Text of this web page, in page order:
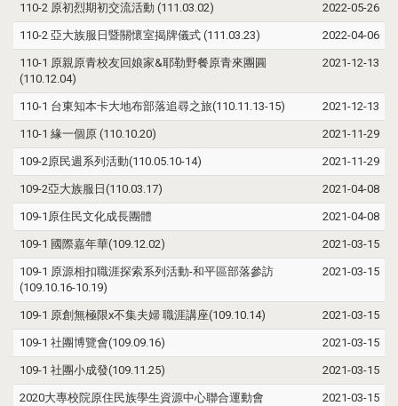
110-2 原初烈期初交流活動 (111.03.02) 2022-05-26
110-2 亞大族服日暨關懷室揭牌儀式 (111.03.23) 2022-04-06
110-1 原親原青校友回娘家&耶勒野餐原青來團圓
(110.12.04)
2021-12-13
110-1 台東知本卡大地布部落追尋之旅(110.11.13-15) 2021-12-13
110-1 緣一個原 (110.10.20) 2021-11-29
109-2原民週系列活動(110.05.10-14) 2021-11-29
109-2亞大族服日(110.03.17) 2021-04-08
109-1原住民文化成長團體 2021-04-08
109-1 國際嘉年華(109.12.02) 2021-03-15
109-1 原源相扣職涯探索系列活動-和平區部落參訪
(109.10.16-10.19)
2021-03-15
109-1 原創無極限x不集夫婦 職涯講座(109.10.14) 2021-03-15
109-1 社團博覽會(109.09.16) 2021-03-15
109-1 社團小成發(109.11.25) 2021-03-15
2020大專校院原住民族學生資源中心聯合運動會
2021-03-15